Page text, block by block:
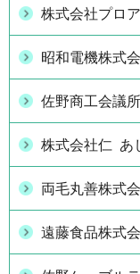
株式会社プロ
昭和電機株式
佐野商工会議所
株式会社仁 あ
両毛丸善株式
遠藤食品株式